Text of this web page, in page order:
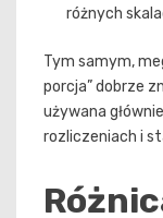
różnych
Tym samym,
porcja” dobrze
używana
rozliczeniach i